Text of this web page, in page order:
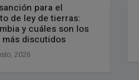
para el
de ley de tierras:
y cuáles son los
discutidos
2026